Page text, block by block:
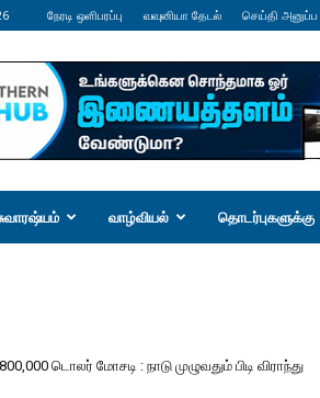
நேரடி ஒளிபரப்பு வவுனியா தேடல் செய்தி அனுப்ப
வாழ்வியல் தொடர்புகளுக்கு
டொலர் மோசடி : நாடு முழுவதும் பிடி விராந்து